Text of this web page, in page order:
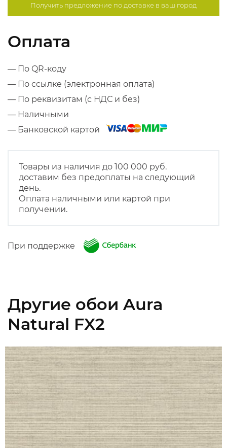
Получить предложение подоставке в ваш город
Оплата
— По QR-коду
— По ссылке (электронная оплата)
— По реквизитам (с НДС и без)
— Наличными
— Банковской картой
Товары из наличия до 100 000 руб.
доставим без предоплаты на следующий
день.
Оплата наличными или картой при
получении.
При поддержке
Другие обои Aura
Natural FX2